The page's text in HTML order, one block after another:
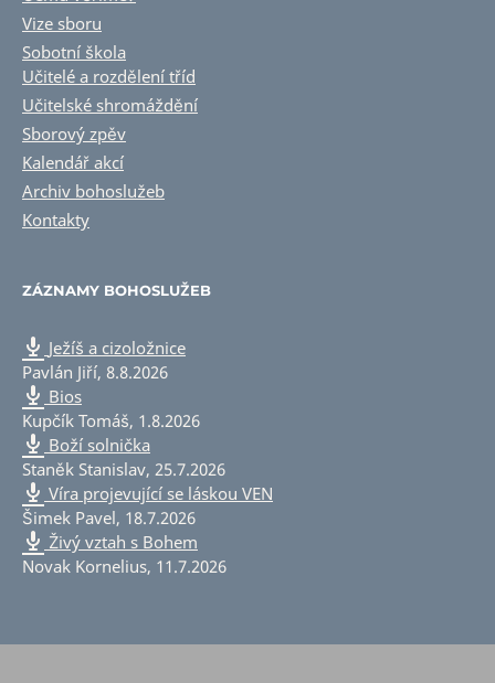
Vize sboru
Sobotní škola
Učitelé a rozdělení tříd
Učitelské shromáždění
Sborový zpěv
Kalendář akcí
Archiv bohoslužeb
Kontakty
ZÁZNAMY BOHOSLUŽEB
Ježíš a cizoložnice
Pavlán Jiří, 8.8.2026
Bios
Kupčík Tomáš, 1.8.2026
Boží solnička
Staněk Stanislav, 25.7.2026
Víra projevující se láskou VEN
Šimek Pavel, 18.7.2026
Živý vztah s Bohem
Novak Kornelius, 11.7.2026